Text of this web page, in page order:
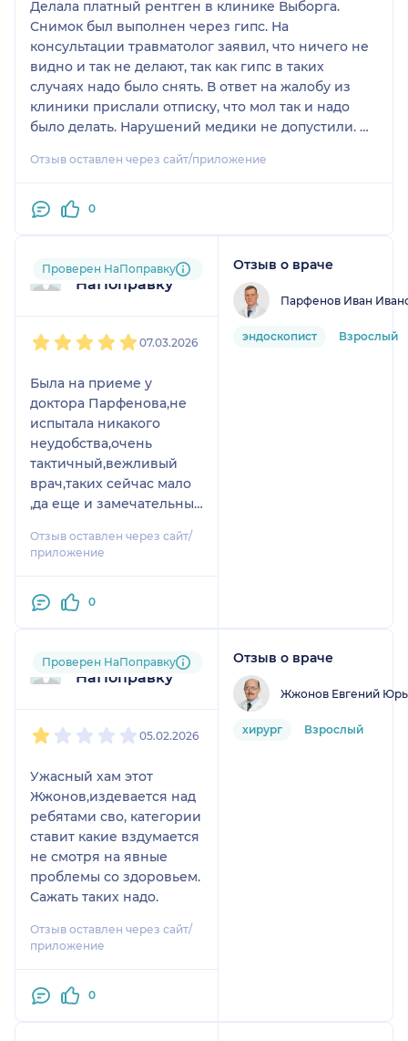
Делала платный рентген в клинике Выборга.
Снимок был выполнен через гипс. На
консультации травматолог заявил, что ничего не
видно и так не делают, так как гипс в таких
случаях надо было снять. В ответ на жалобу из
клиники прислали отписку, что мол так и надо
было делать. Нарушений медики не допустили. Но
медучреждении. Потеряла не только деньги, но и
ломать неправильно сросшийся перелом. Не
Отзыв оставлен через сайт/приложение
0
Пользователь
НаПоправку
Проверен НаПоправку
07.03.2026
Была на приеме у
доктора Парфенова,не
испытала никакого
неудобства,очень
тактичный,вежливый
врач,таких сейчас мало
,да еще и замечательный
благодарна.
Отзыв оставлен через сайт/
приложение
0
Отзыв о враче
Парфенов Иван
эндоскопист Взрослый
Пользователь
НаПоправку
Проверен НаПоправку
05.02.2026
Ужасный хам этот
Жжонов,издевается над
ребятами сво, категории
ставит какие вздумается
не смотря на явные
проблемы со здоровьем.
Сажать таких надо.
Отзыв оставлен через сайт/
приложение
0
Отзыв о враче
Жжонов Евгений
хирург Взрослый